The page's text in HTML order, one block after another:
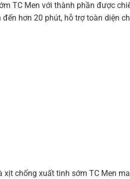
TC Men với thành phần được
hơn 20 phút, hỗ trợ toàn diện
chống xuất tinh sớm TC Men